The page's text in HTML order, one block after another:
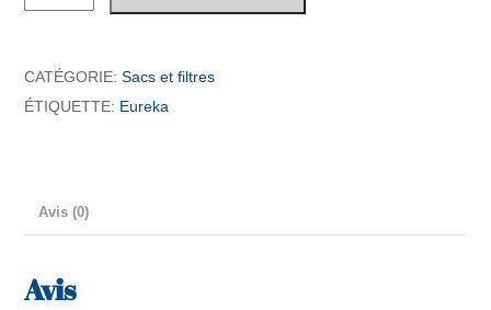
de
Eureka
J
CATÉGORIE:Sacs et filtres
ÉTIQUETTE: Eureka
Avis (0)
Avis